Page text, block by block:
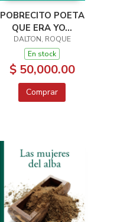
POBRECITO POETA
QUE ERA YO...
DALTON, ROQUE
En stock
$ 50,000.00
Comprar